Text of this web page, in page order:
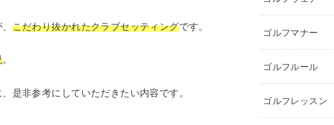
こだわり抜かれたクラブセッティングです。
。
是非参考にしていただきたい内容です。
ゴルフマナー
ゴルフルール
ゴルフレッスン